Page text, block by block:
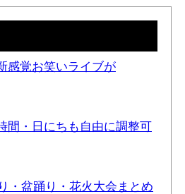
感覚お笑いライブが
間・日にちも自由に調整可
・盆踊り・花火大会まとめ